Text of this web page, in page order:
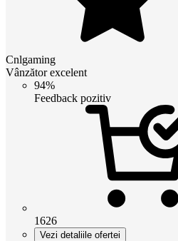
Cnlgaming
Vânzător excelent
94%
Feedback pozitiv
1626
Vezi detaliile ofertei